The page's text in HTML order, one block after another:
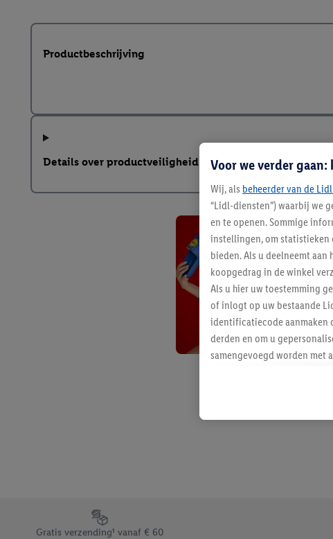
Productbeschrijving
Details over productveiligheid
Footerelement met de verschillende USPs van Lidl.be
Gratis verzending¹ vanaf € 60
Voor we verder
Wij, als beheerder van de
“Lidl-diensten”) waarbij we
en te openen. Sommige
instellingen, om statistieken
bieden. Als u deelneemt
koopgedrag in de winkel
Als u hier uw toestemming
of inlogt op uw bestaande
identificatiecode aanmaken
derden en om u
samengevoegd worden met
Als u hiermee akkoord
u interesse hebt getoond
niet te kopen), ook op
waaronder de